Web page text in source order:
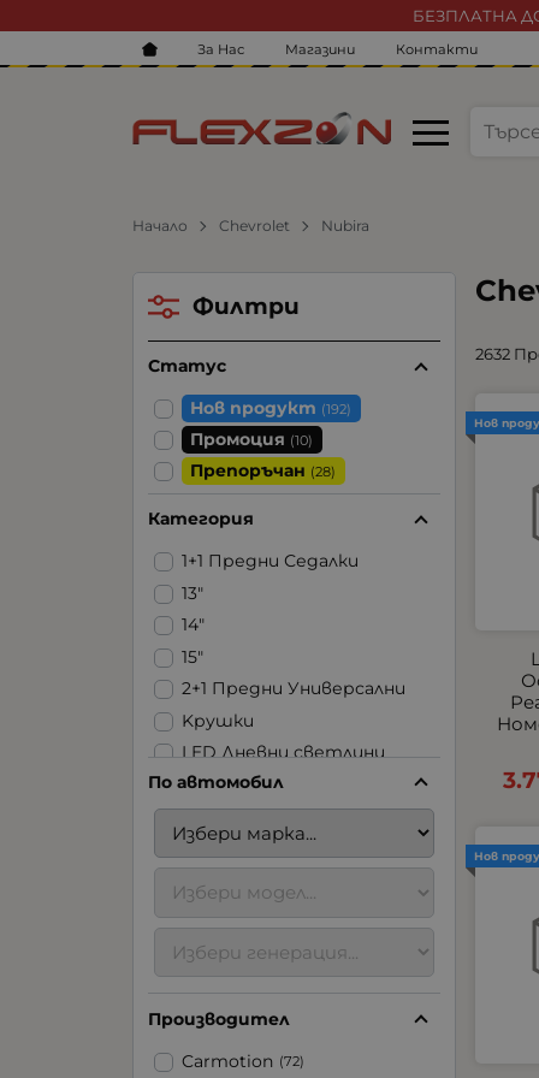
БЕЗПЛАТНА
За Нас Магазини Контакти
Начало Chevrolet Nubira
2632
Нов
Нов
Филтри
Статус
Нов продукт (192)
Промоция (10)
Препоръчан (28)
Категория
1+1 Предни Седалки
13"
14"
15"
2+1 Предни Универсални
Kрушки
LED Дневни светлини
LED Ленти
LED Стопове
LED Фарове | Халогени |
Задна светлина
LED Халогени
USB
Аксесоари за ремаркета
Аксесоари за
тротинетки
Блицове
По автомобил
Производител
Carmotion (72)